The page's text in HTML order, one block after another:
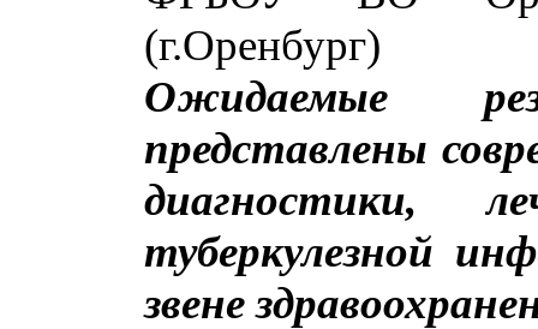
(г.Оренбург)
Ожидаемые
представлены
диагностики,
туберкулезной
звене